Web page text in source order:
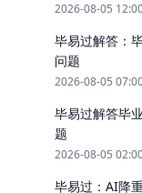
2026-08-05
毕易过解答：
问题
2026-08-05
毕易过解答毕
题
2026-08-05
毕易过：AI降